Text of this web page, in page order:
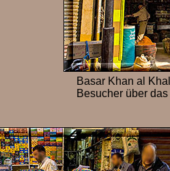
Basar Khan al
Besucher über